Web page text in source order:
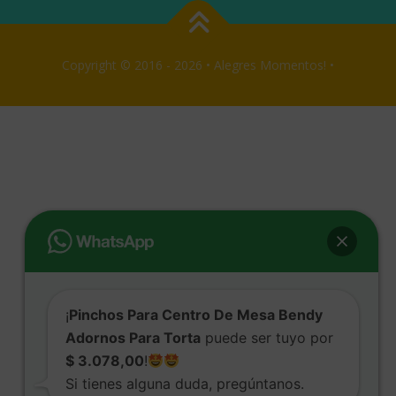
Copyright © 2016 - 2026 • Alegres Momentos! •
¡Pinchos Para Centro De Mesa Bendy
Adornos Para Torta puede ser tuyo por
$ 3.078,00!
Si tienes alguna duda, pregúntanos.